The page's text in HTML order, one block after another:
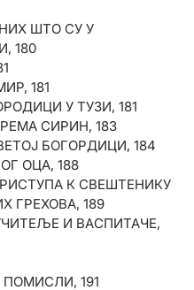
ШТО СУ У
180
181
У ТУЗИ, 181
СИРИН, 183
БОГОРДИЦИ, 184
ОЦА, 188
К СВЕШТЕНИКУ
ГРЕХОВА, 189
И ВАСПИТАЧЕ,
191